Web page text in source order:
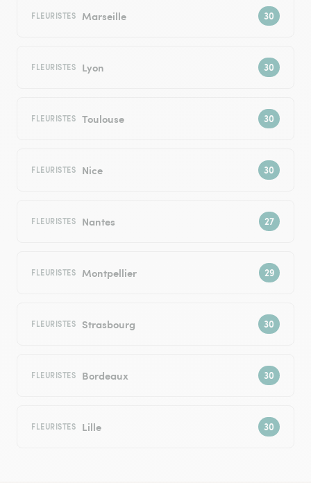
FLEURISTES Marseille
FLEURISTES Lyon
FLEURISTES Toulouse
FLEURISTES Nice
FLEURISTES Nantes
FLEURISTES Montpellier
FLEURISTES Strasbourg
FLEURISTES Bordeaux
FLEURISTES Lille